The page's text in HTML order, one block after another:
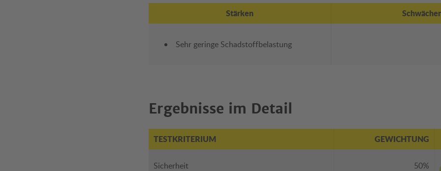
Stärken
Sehr geringe Schadstoffbelastung
Ergebnisse im Detail
TESTKRITERIUM GEWICHTUNG
Sicherheit 50%